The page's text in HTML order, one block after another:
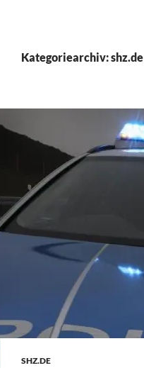
Kategoriearchiv: shz.de
SHZ.DE